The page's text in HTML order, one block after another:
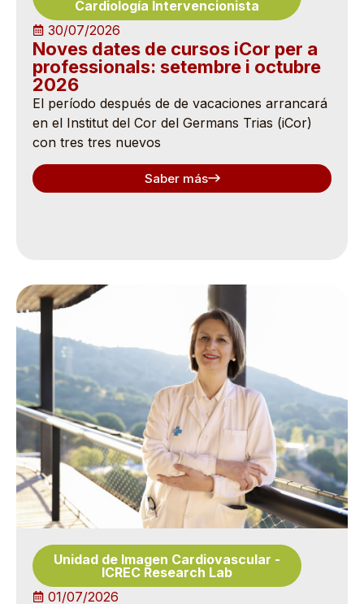
Cardiología Intervencionista
30/07/2026
Noves dates de cursos iCor per a
professionals: setembre i octubre
2026
El período después de de vacaciones arrancará
en el Institut del Cor del Germans Trias (iCor)
con tres tres nuevos
Saber más
Unidad de Imagen Cardiovascular -
ICREC Research Lab
01/07/2026